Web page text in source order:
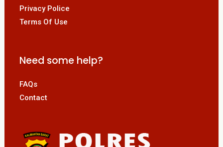
Privacy Police
Terms Of Use
Need some help?
FAQs
Contact